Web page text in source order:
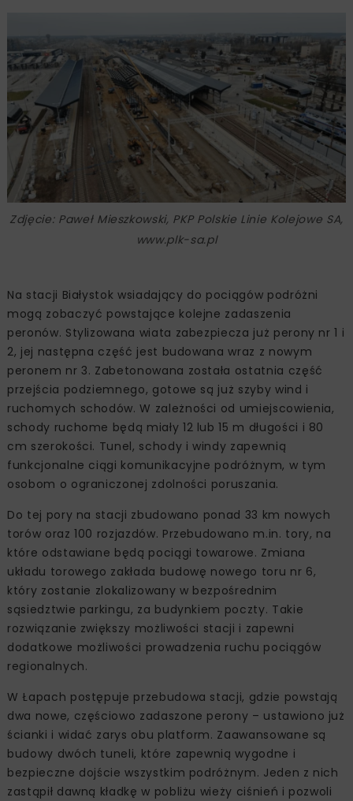
Zdjęcie: Paweł Mieszkowski, PKP Polskie Linie Kolejowe SA,
www.plk-sa.pl
Na stacji Białystok wsiadający do pociągów podróżni
mogą zobaczyć powstające kolejne zadaszenia
peronów. Stylizowana wiata zabezpiecza już perony nr 1 i
2, jej następna część jest budowana wraz z nowym
peronem nr 3. Zabetonowana została ostatnia część
przejścia podziemnego, gotowe są już szyby wind i
ruchomych schodów. W zależności od umiejscowienia,
schody ruchome będą miały 12 lub 15 m długości i 80
cm szerokości. Tunel, schody i windy zapewnią
funkcjonalne ciągi komunikacyjne podróżnym, w tym
osobom o ograniczonej zdolności poruszania.
Do tej pory na stacji zbudowano ponad 33 km nowych
torów oraz 100 rozjazdów. Przebudowano m.in. tory, na
które odstawiane będą pociągi towarowe. Zmiana
układu torowego zakłada budowę nowego toru nr 6,
który zostanie zlokalizowany w bezpośrednim
sąsiedztwie parkingu, za budynkiem poczty. Takie
rozwiązanie zwiększy możliwości stacji i zapewni
dodatkowe możliwości prowadzenia ruchu pociągów
regionalnych.
W Łapach postępuje przebudowa stacji, gdzie powstają
dwa nowe, częściowo zadaszone perony – ustawiono już
ścianki i widać zarys obu platform. Zaawansowane są
budowy dwóch tuneli, które zapewnią wygodne i
bezpieczne dojście wszystkim podróżnym. Jeden z nich
zastąpił dawną kładkę w pobliżu wieży ciśnień i pozwoli